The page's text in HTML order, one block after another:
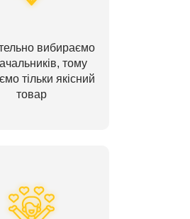
вибираємо
тому
тільки якісний
товар